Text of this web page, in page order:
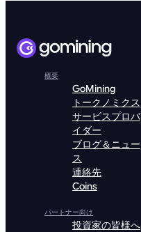
概要
GoMining
トークノミクス
サービスプロバ
イダー
ブログ＆ニュー
ス
連絡先
Coins
パートナー向け
投資家の皆様へ